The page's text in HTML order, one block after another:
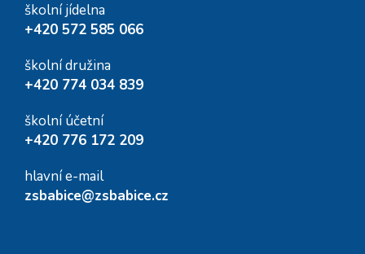
školní jídelna
+420 572 585 066
školní družina
+420 774 034 839
školní účetní
+420 776 172 209
hlavní e-mail
zsbabice@zsbabice.cz